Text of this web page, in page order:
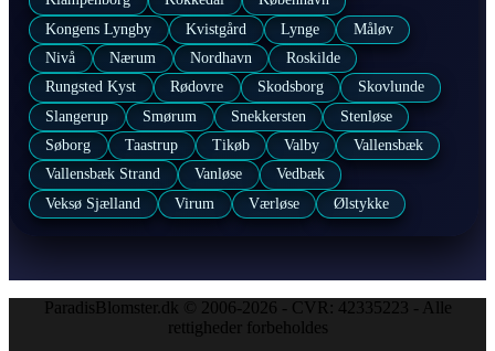
Kongens Lyngby
Kvistgård Lynge
Måløv
Nivå
Nærum Nordhavn
Roskilde
Rungsted Kyst
Rødovre Skodsborg
Skovlunde
Slangerup
Smørum Snekkersten
Stenløse
Søborg
Taastrup Tikøb Valby
Vallensbæk
Vallensbæk Strand
Vanløse
Vedbæk
Veksø Sjælland
Virum Værløse Ølstykke
ParadisBlomster.dk © 2006-2026 - CVR: 42335223 - Alle
rettigheder forbeholdes